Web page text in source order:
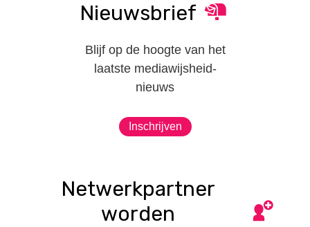
Nieuwsbrief
Blijf op de hoogte van het
laatste mediawijsheid-
nieuws
Inschrijven
Netwerkpartner
worden